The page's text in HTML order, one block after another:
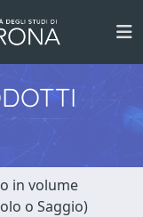
in volume
o Saggio)